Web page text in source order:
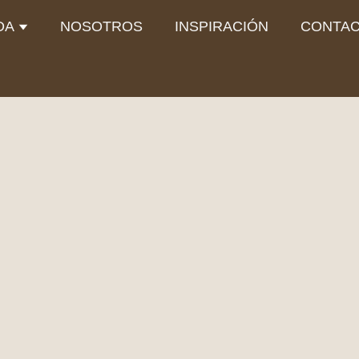
Abrir TIENDANOSOTROS INSPIRACIÓN